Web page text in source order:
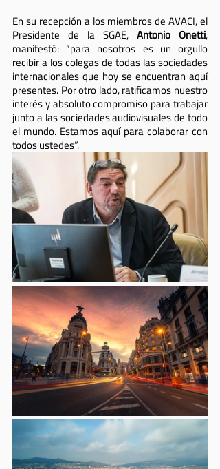
En su recepción a los miembros de AVACI, el
Presidente de la SGAE, Antonio Onetti,
manifestó: “para nosotros es un orgullo
recibir a los colegas de todas las sociedades
internacionales que hoy se encuentran aquí
presentes. Por otro lado, ratificamos nuestro
interés y absoluto compromiso para trabajar
junto a las sociedades audiovisuales de todo
el mundo. Estamos aquí para colaborar con
todos ustedes”.